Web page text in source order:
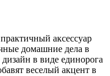
аксессуар
домашние дела в
в виде единорога
веселый акцент в